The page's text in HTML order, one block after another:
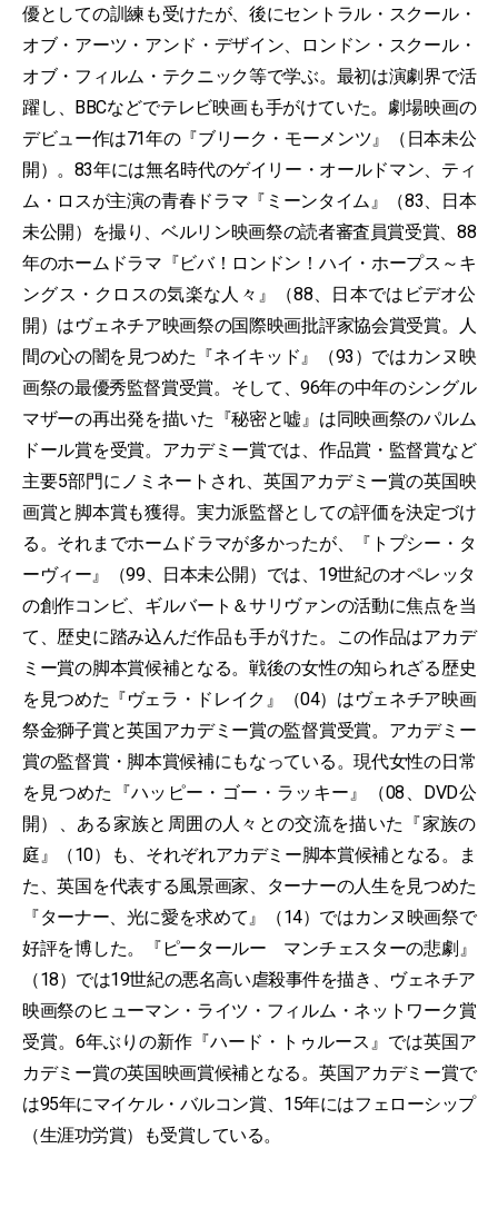
優としての訓練も受けたが、後にセントラル・スクール・
オブ・アーツ・アンド・デザイン、ロンドン・スクール・
オブ・フィルム・テクニック等で学ぶ。最初は演劇界で活
躍し、BBCなどでテレビ映画も手がけていた。劇場映画の
デビュー作は71年の『ブリーク・モーメンツ』（日本未公
開）。83年には無名時代のゲイリー・オールドマン、ティ
ム・ロスが主演の青春ドラマ『ミーンタイム』（83、日本
未公開）を撮り、ベルリン映画祭の読者審査員賞受賞、88
年のホームドラマ『ビバ！ロンドン！ハイ・ホープス～キ
ングス・クロスの気楽な人々』（88、日本ではビデオ公
開）はヴェネチア映画祭の国際映画批評家協会賞受賞。人
間の心の闇を見つめた『ネイキッド』（93）ではカンヌ映
画祭の最優秀監督賞受賞。そして、96年の中年のシングル
マザーの再出発を描いた『秘密と嘘』は同映画祭のパルム
ドール賞を受賞。アカデミー賞では、作品賞・監督賞など
主要5部門にノミネートされ、英国アカデミー賞の英国映
画賞と脚本賞も獲得。実力派監督としての評価を決定づけ
る。それまでホームドラマが多かったが、『トプシー・タ
ーヴィー』（99、日本未公開）では、19世紀のオペレッタ
の創作コンビ、ギルバート＆サリヴァンの活動に焦点を当
て、歴史に踏み込んだ作品も手がけた。この作品はアカデ
ミー賞の脚本賞候補となる。戦後の女性の知られざる歴史
を見つめた『ヴェラ・ドレイク』（04）はヴェネチア映画
祭金獅子賞と英国アカデミー賞の監督賞受賞。アカデミー
賞の監督賞・脚本賞候補にもなっている。現代女性の日常
を見つめた『ハッピー・ゴー・ラッキー』（08、DVD公
開）、ある家族と周囲の人々との交流を描いた『家族の
庭』（10）も、それぞれアカデミー脚本賞候補となる。ま
た、英国を代表する風景画家、ターナーの人生を見つめた
『ターナー、光に愛を求めて』（14）ではカンヌ映画祭で
好評を博した。『ピータールー マンチェスターの悲劇』
（18）では19世紀の悪名高い虐殺事件を描き、ヴェネチア
映画祭のヒューマン・ライツ・フィルム・ネットワーク賞
受賞。6年ぶりの新作『ハード・トゥルース』では英国ア
カデミー賞の英国映画賞候補となる。英国アカデミー賞で
は95年にマイケル・バルコン賞、15年にはフェローシップ
（生涯功労賞）も受賞している。